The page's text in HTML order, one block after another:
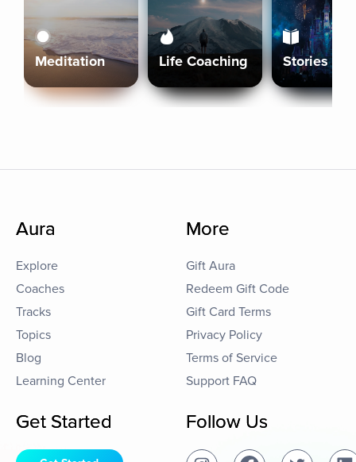
Meditation Life Coaching Stories
Aura
Explore
Coaches
Tracks
Topics
Blog
Learning Center
More
Gift Aura
Redeem Gift Code
Gift Card Terms
Privacy Policy
Terms of Service
Support FAQ
Get Started Follow Us